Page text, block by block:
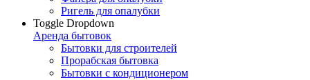
Ригель для опалубки
Toggle Dropdown
Аренда бытовок
Бытовки для строителей
Прорабская бытовка
Бытовки с кондиционером